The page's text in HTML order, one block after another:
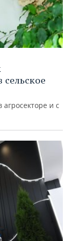
и с